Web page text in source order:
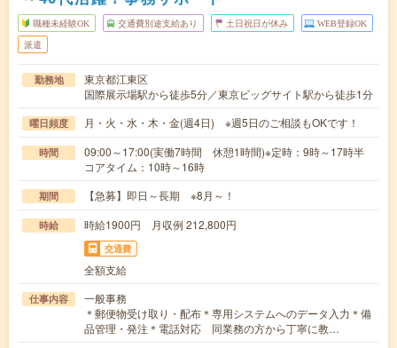
職種未経験OK 交通費別途支給あり 土日祝日が休み WEB登録OK
派遣
勤務地
東京都江東区
国際展示場駅から徒歩5分／東京ビッグサイト駅から徒歩1分
曜日頻度 月・火・水・木・金(週4日) ※週5日のご相談もOKです！
時間
09:00～17:00(実働7時間 休憩1時間)※定時：9時～17時半
コアタイム：10時～16時
期間 【急募】即日～長期 ※8月～！
時給 時給1900円 月収例 212,800円
交通費
全額支給
仕事内容
一般事務
＊郵便物受け取り・配布＊専用システムへのデータ入力＊備
品管理・発注＊電話対応 同業務の方から丁寧に教…